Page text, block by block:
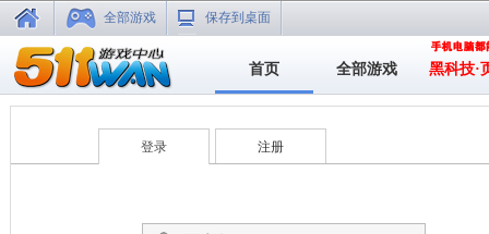
全部游戏 保存到桌面
首页 全部游戏 黑科技·
登录 注册